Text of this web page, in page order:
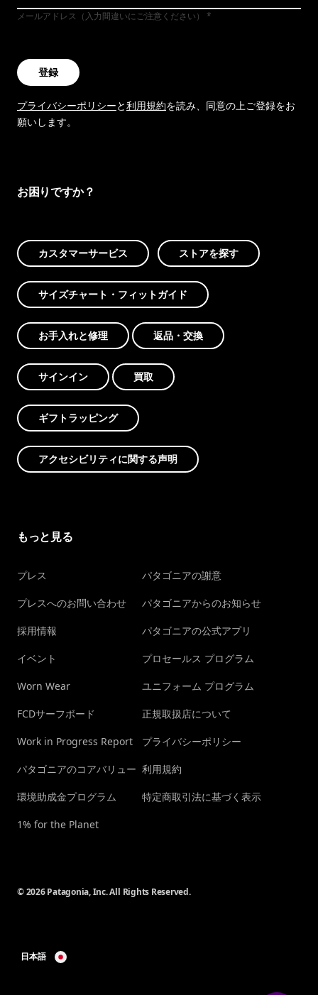
メールアドレス（入力間違いにご注意ください）
登録
プライバシーポリシーと利用規約を読み、同意の上ご登録をお
願いします。
お困りですか？
カスタマーサービス ストアを探す
サイズチャート・フィットガイド
お手入れと修理 返品・交換
サインイン 買取
ギフトラッピング
アクセシビリティに関する声明
もっと見る
プレス
プレスへのお問い合わせ
採用情報
イベント
Worn Wear
FCDサーフボード
Work in Progress Report
パタゴニアのコアバリュー
環境助成金プログラム
1% for the Planet
パタゴニアの謝意
パタゴニアからのお知らせ
パタゴニアの公式アプリ
プロセールス プログラム
ユニフォーム プログラム
正規取扱店について
プライバシーポリシー
利用規約
特定商取引法に基づく表示
© 2026 Patagonia, Inc. All Rights Reserved.
日本語